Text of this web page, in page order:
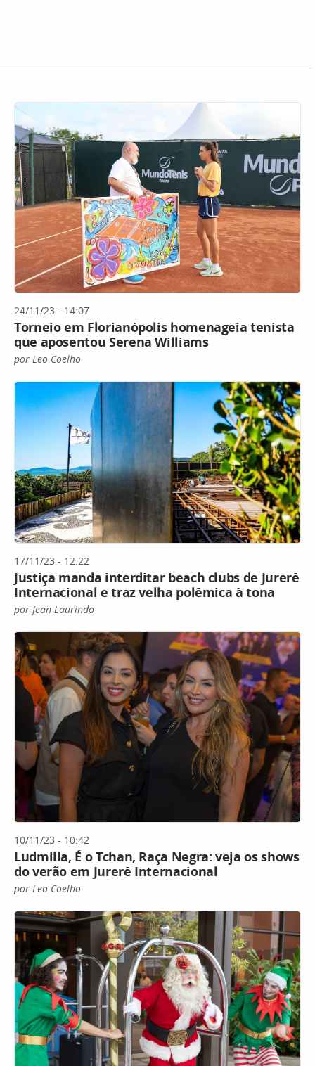
24/11/23 - 14:07
Torneio em Florianópolis homenageia tenista
que aposentou Serena Williams
por Leo Coelho
17/11/23 - 12:22
Justiça manda interditar beach clubs de Jurerê
Internacional e traz velha polêmica à tona
por Jean Laurindo
10/11/23 - 10:42
Ludmilla, É o Tchan, Raça Negra: veja os shows
do verão em Jurerê Internacional
por Leo Coelho